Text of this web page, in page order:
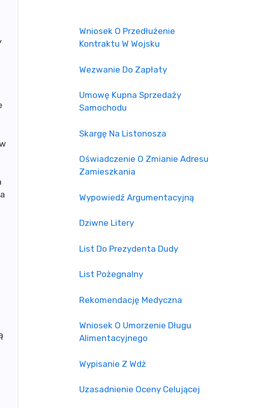
Wniosek O Przedłużenie
Kontraktu W Wojsku
Wezwanie Do Zapłaty
Umowę Kupna Sprzedaży
Samochodu
Skargę Na Listonosza
Oświadczenie O Zmianie Adresu
Zamieszkania
Wypowiedź Argumentacyjną
Dziwne Litery
List Do Prezydenta Dudy
List Pożegnalny
Rekomendację Medyczna
Wniosek O Umorzenie Długu
Alimentacyjnego
Wypisanie Z Wdż
Uzasadnienie Oceny Celującej